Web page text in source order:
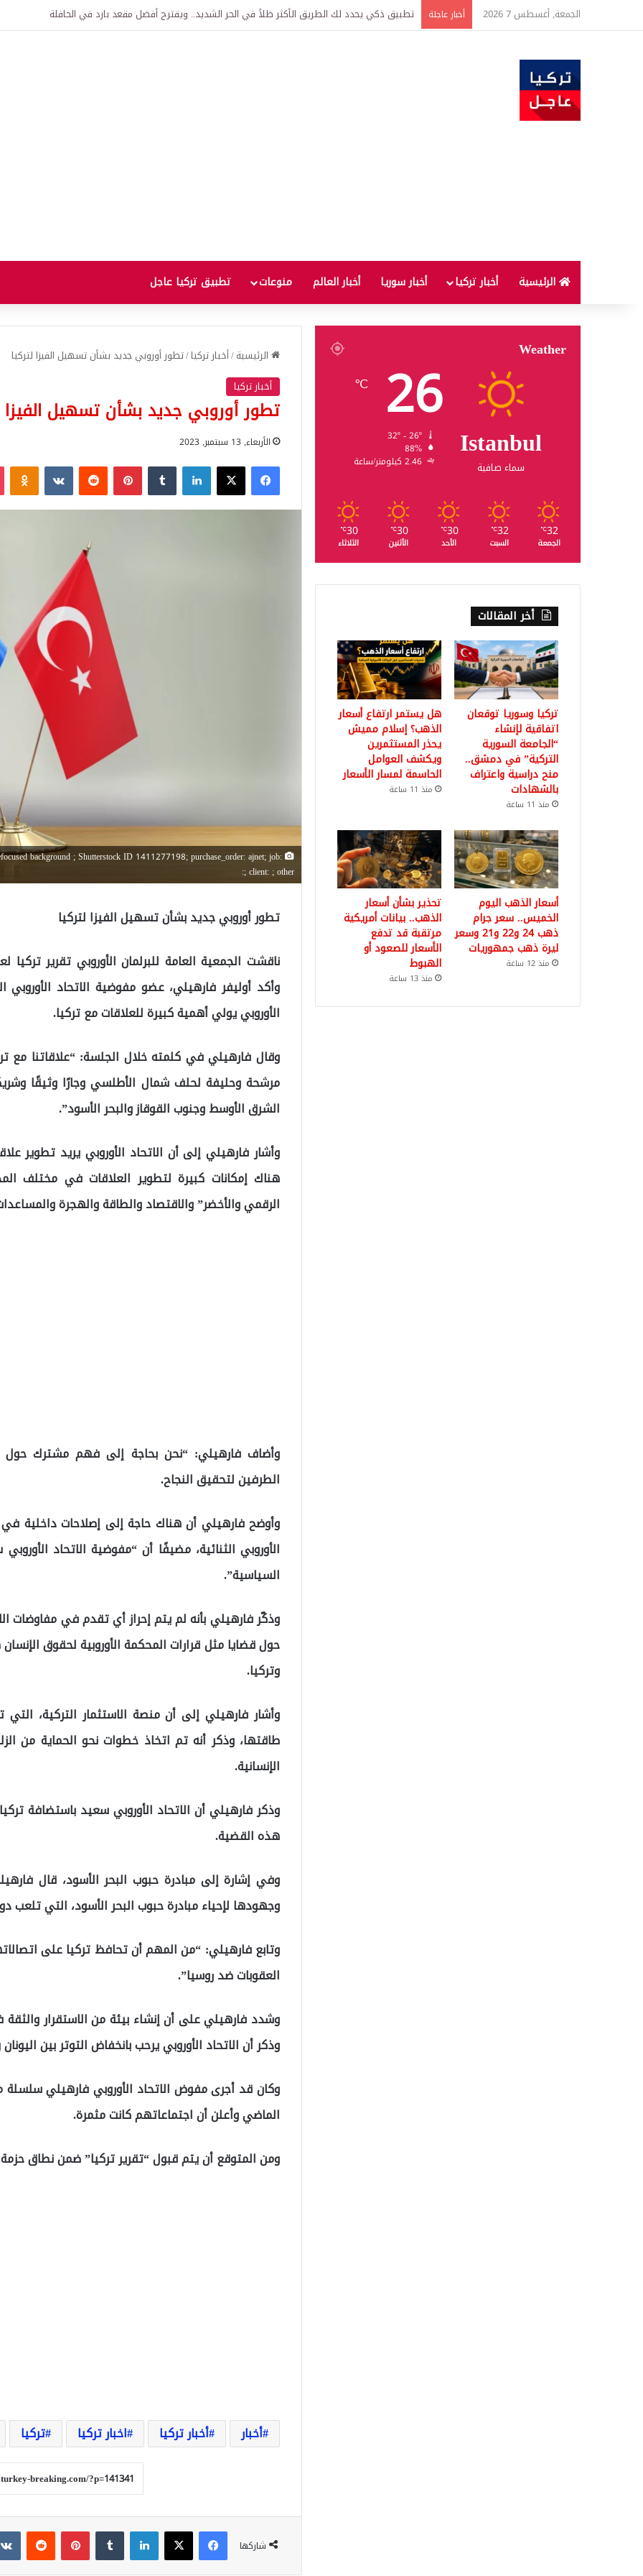
الجمعة, أغسطس 7 2026 أخبار عاجلة تركيا وسوريا توقعان اتفاقية لإنشاء “الجامعة السورية التركية” في دمشق.. منح دراسية واعتراف بالشهادات
الرئيسية أخبار تركيا أخبار سوريا أخبار العالم منوعات تطبيق تركيا عاجل
الرئيسية/أخبار تركيا/تطور أوروبي جديد بشأن تسهيل الفيزا لتركيا
أخبار تركيا
تطور أوروبي جديد بشأن تسهيل الفيزا
الأربعاء, 13 سبتمبر, 2023
فيسبوك‫X لينكدإن بينتيريست
background ; Shutterstock ID 1411277198; purchase_order: ajnet; job:
; client: ; other:
تطور أوروبي جديد بشأن تسهيل الفيزا لتركيا
وأكد أوليفر فارهيلي، عضو مفوضية الاتحاد
الأوروبي يولي أهمية كبيرة للعلاقات مع تركيا.
وقال فارهيلي في كلمته خلال الجلسة: “علاقاتنا مع
مرشحة وحليفة لحلف شمال الأطلسي وجارًا وثيقًا
الشرق الأوسط وجنوب القوقاز والبحر الأسود”.
وأشار فارهيلي إلى أن الاتحاد الأوروبي يريد تطوير
هناك إمكانات كبيرة لتطوير العلاقات في مختلف
الرقمي والأخضر” والاقتصاد والطاقة والهجرة
وأضاف فارهيلي: “نحن بحاجة إلى فهم مشترك حول
الطرفين لتحقيق النجاح.
وأوضح فارهيلي أن هناك حاجة إلى إصلاحات داخلية في
الأوروبي الثنائية، مضيفًا أن “مفوضية الاتحاد
السياسية”.
وذكّر فارهيلي بأنه لم يتم إحراز أي تقدم في مفاوضات
حول قضايا مثل قرارات المحكمة الأوروبية لحقوق الإنسان
وتركيا.
وأشار فارهيلي إلى أن منصة الاستثمار التركية،
طاقتها، وذكر أنه تم اتخاذ خطوات نحو الحماية من
الإنسانية.
وذكر فارهيلي أن الاتحاد الأوروبي سعيد باستضافة
هذه القضية.
وفي إشارة إلى مبادرة حبوب البحر الأسود، قال
وجهودها لإحياء مبادرة حبوب البحر الأسود، التي
وتابع فارهيلي: “من المهم أن تحافظ تركيا على
العقوبات ضد روسيا”.
وشدد فارهيلي على أن إنشاء بيئة من الاستقرار
وذكر أن الاتحاد الأوروبي يرحب بانخفاض التوتر بين اليونان
وكان قد أجرى مفوض الاتحاد الأوروبي فارهيلي
الماضي وأعلن أن اجتماعاتهم كانت مثمرة.
ومن المتوقع أن يتم قبول “تقرير تركيا” ضمن نطاق حزمة التوسيع لعام 2022
أخبار أخبار تركيا اخبار تركيا تركيا
شاركها
فيسبوك‫X لينكدإن بينتيريست
Weather
Istanbul
سماء صافية
26
℃
88%
2.46 كيلومتر/ساعة
32
℃
الجمعة
32
℃
السبت
30
℃
الأحد
30
℃
الأثنين
30
℃
الثلاثاء
أخر المقالات
تركيا وسوريا توقعان
اتفاقية لإنشاء
“الجامعة السورية
التركية” في دمشق..
منح دراسية واعتراف
بالشهادات
منذ 11 ساعة
هل يستمر ارتفاع أسعار
الذهب؟ إسلام مميش
يحذر المستثمرين
ويكشف العوامل
الحاسمة لمسار الأسعار
منذ 11 ساعة
أسعار الذهب اليوم
الخميس.. سعر جرام
ذهب 24 و22 و21 وسعر
ليرة ذهب جمهوريات
منذ 12 ساعة
تحذير بشأن أسعار
الذهب.. بيانات أمريكية
مرتقبة قد تدفع
الأسعار للصعود أو
الهبوط
منذ 13 ساعة